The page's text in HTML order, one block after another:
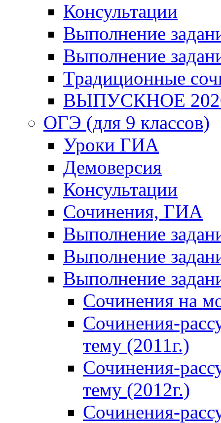
Консультации
Выполнение
Выполнение
Традиционные
ВЫПУСКНОЕ
ОГЭ (для 9 классов)
Уроки ГИА
Демоверсия
Консультации
Сочинения, ГИА
Выполнение
Выполнение
Выполнение
Сочинения на
Сочинения-
тему (2011г.)
Сочинения-
тему (2012г.)
Сочинения-